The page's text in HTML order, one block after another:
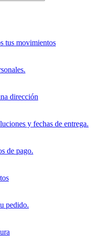
tus movimientos
dirección
y fechas de entrega.
de pago.
pedido.